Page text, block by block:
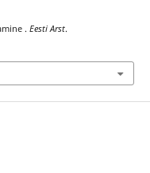
. Eesti Arst.